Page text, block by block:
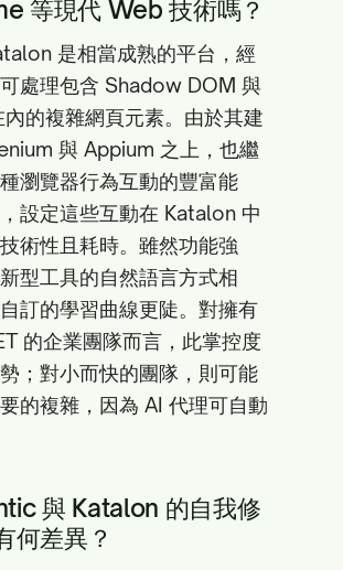
等現代 Web 技術嗎？
是相當成熟的平台，經
處理包含 Shadow DOM 與
的複雜網頁元素。由於其建
與 Appium 之上，也繼
瀏覽器行為互動的豐富能
設定這些互動在 Katalon 中
術性且耗時。雖然功能強
型工具的自然語言方式相
訂的學習曲線更陡。對擁有
的企業團隊而言，此掌控度
；對小而快的團隊，則可能
的複雜，因為 AI 代理可自動
與 Katalon 的自我修
何差異？